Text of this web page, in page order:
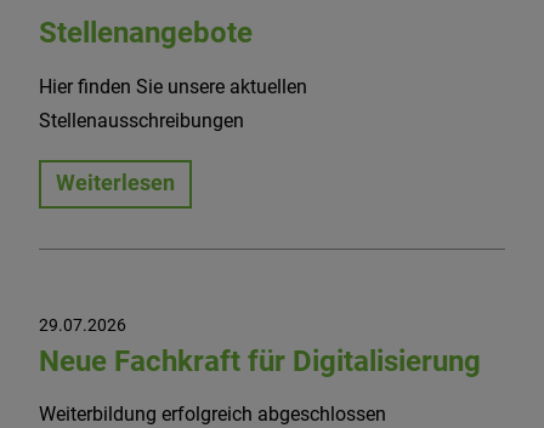
Stellenangebote
Hier finden Sie unsere aktuellen
Stellenausschreibungen
Weiterlesen
29.07.2026
Neue Fachkraft für Digitalisierung
Weiterbildung erfolgreich abgeschlossen